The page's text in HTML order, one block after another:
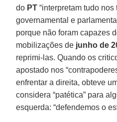
do PT “interpretam tudo
governamental e
porque não foram capazes
mobilizações de junho de
reprimi-las. Quando os
apostado nos
enfrentar a direita, obteve
considera “patética” para
esquerda: “defendemos o